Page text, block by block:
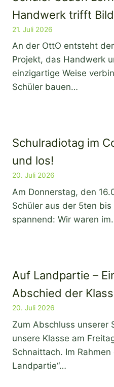
Handwerk trifft
21. Juli 2026
An der OttO entsteht
Projekt, das Handwerk
einzigartige Weise
Schüler bauen…
Schulradiotag im
und los!
20. Juli 2026
Am Donnerstag, den
Schüler aus der 5ten
spannend: Wir waren
Auf Landpartie –
Abschied der
20. Juli 2026
Zum Abschluss unserer
unsere Klasse am
Schnaittach. Im
Landpartie“…